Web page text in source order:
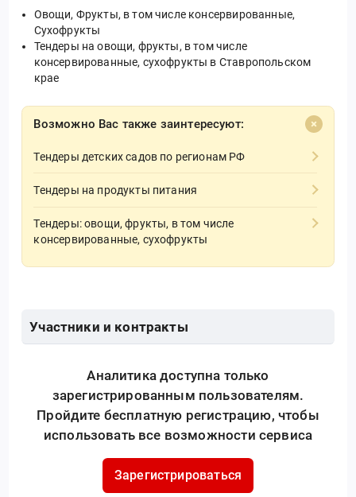
Овощи, Фрукты, в том числе консервированные,
Сухофрукты
Тендеры на овощи, фрукты, в том числе
консервированные, сухофрукты в Ставропольском
крае
Возможно Вас также заинтересуют:
Тендеры детских садов по регионам РФ
Тендеры на продукты питания
Тендеры: овощи, фрукты, в том числе
консервированные, сухофрукты
Участники и контракты
Аналитика доступна только
зарегистрированным пользователям.
Пройдите бесплатную регистрацию, чтобы
использовать все возможности сервиса
Зарегистрироваться